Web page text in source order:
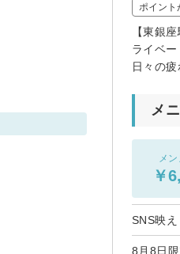
ポイント
【東銀
ライベ
日々の
メ
メ
￥
SNS映
8月8日